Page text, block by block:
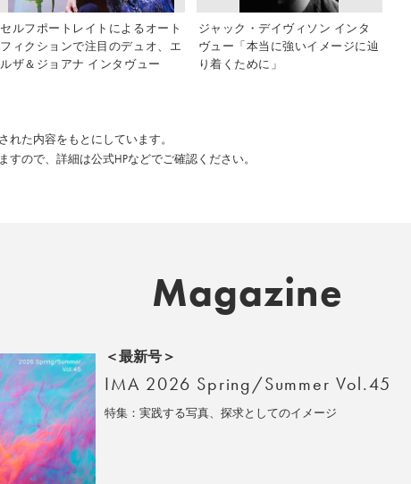
セルフポートレイトによるオート
フィクションで注目のデュオ、エ
ルザ＆ジョアナ インタヴュー
ジャック・デイヴィソン インタ
ヴュー「本当に強いイメージに辿
り着くために」
れた内容をもとにしています。
ので、詳細は公式HPなどでご確認ください。
Magazine
＜最新号＞
IMA 2026 Spring/Summer Vol.45
特集：実践する写真、探求としてのイメージ